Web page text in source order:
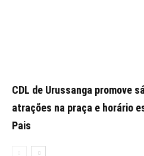
CDL de Urussanga promove
atrações na praça e horário
Pais